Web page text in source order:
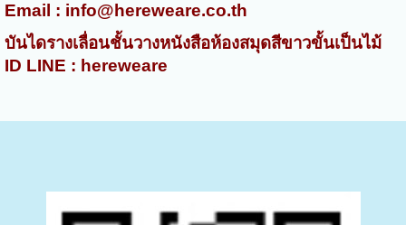
Email : info@hereweare.co.th
บันไดรางเลื่อนชั้นวางหนังสือห้องสมุดสีขาวขั้นเป็นไม้
ID LINE : hereweare